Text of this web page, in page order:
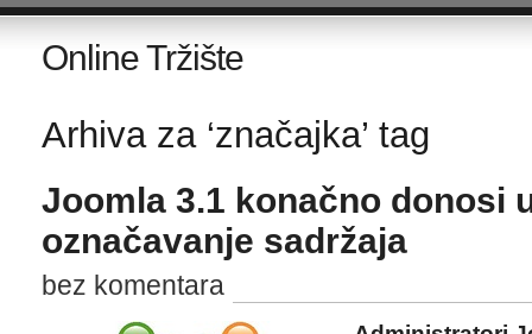
Online Tržište
Arhiva za ‘značajka’ tag
Joomla 3.1 konačno donosi
označavanje sadržaja
bez komentara